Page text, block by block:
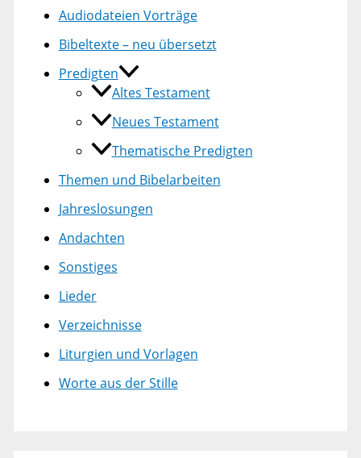
Audiodateien Vorträge
Bibeltexte – neu übersetzt
Predigten
Altes Testament
Neues Testament
Thematische Predigten
Themen und Bibelarbeiten
Jahreslosungen
Andachten
Sonstiges
Lieder
Verzeichnisse
Liturgien und Vorlagen
Worte aus der Stille